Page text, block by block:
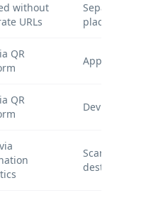
without
URLs
Separate
placement
QR
QR
Device,
Scans +
destinations